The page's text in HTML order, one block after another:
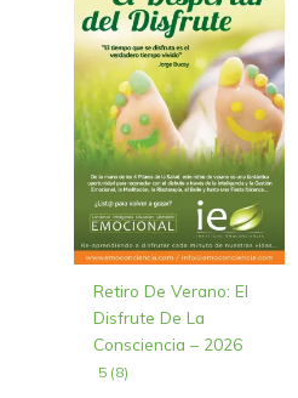
Retiro De Verano: El
Disfrute De La
Consciencia – 2026
5 (8)